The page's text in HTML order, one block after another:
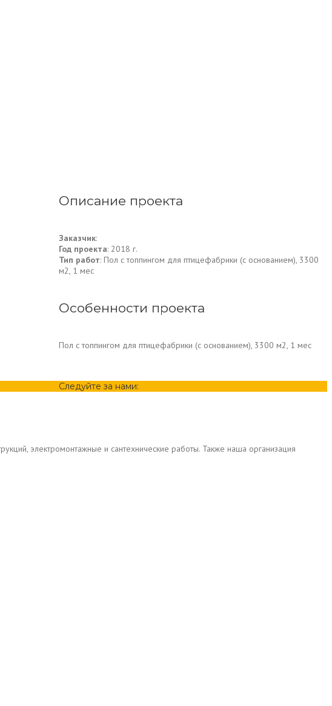
Описание проекта
Заказчик:
Год проекта: 2018 г.
Тип работ: Пол с топпингом для птицефабрики (с основанием), 3300
м2, 1 мес
Особенности проекта
Пол с топпингом для птицефабрики (с основанием), 3300 м2, 1 мес
Следуйте за нами:
электромонтажные и сантехнические работы. Также наша организация